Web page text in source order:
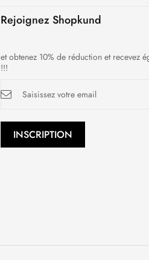
Rejoignez Shopkund
et obtenez 10% de réduction et recevez
!!!
à
:
INSCRIPTION